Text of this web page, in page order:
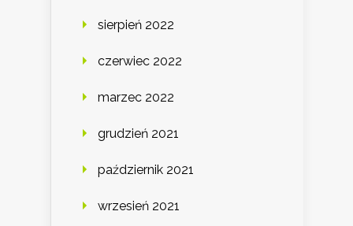
sierpień 2022
czerwiec 2022
marzec 2022
grudzień 2021
październik 2021
wrzesień 2021